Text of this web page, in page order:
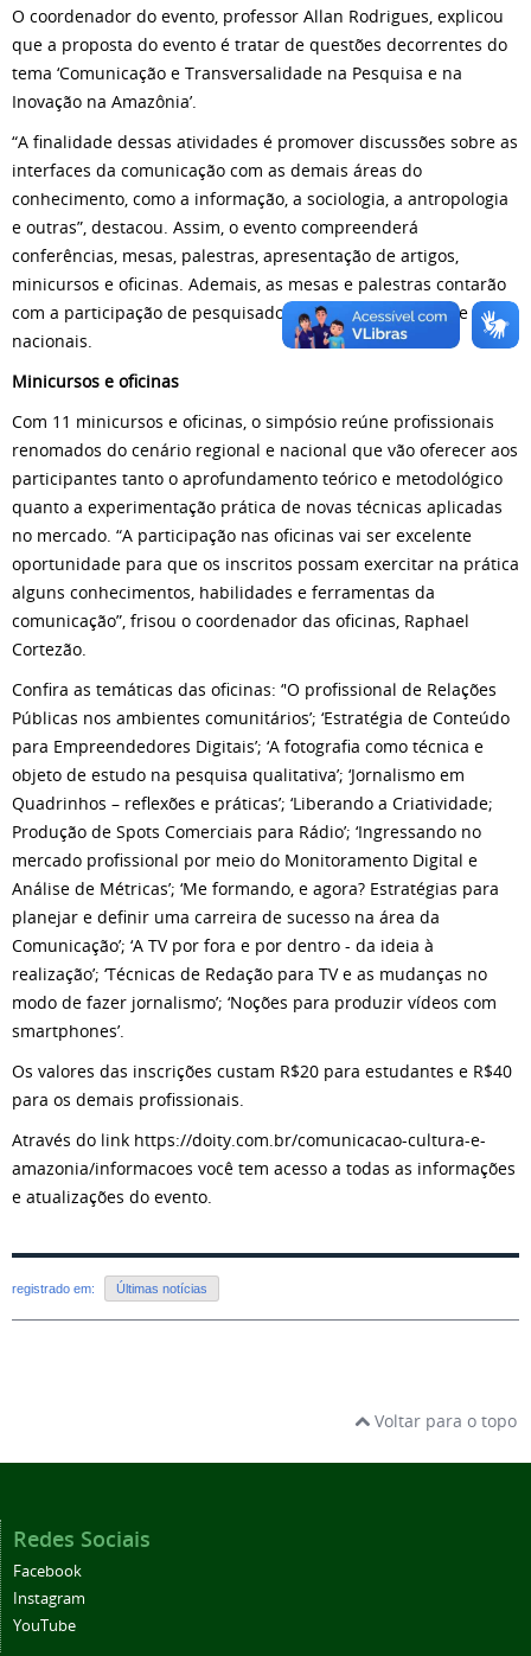
O coordenador do evento, professor Allan Rodrigues, explicou
que a proposta do evento é tratar de questões decorrentes do
tema ‘Comunicação e Transversalidade na Pesquisa e na
Inovação na Amazônia’.
“A finalidade dessas atividades é promover discussões sobre as
interfaces da comunicação com as demais áreas do
conhecimento, como a informação, a sociologia, a antropologia
e outras”, destacou. Assim, o evento compreenderá
conferências, mesas, palestras, apresentação de artigos,
minicursos e oficinas. Ademais, as mesas e palestras contarão
com a participação de pesquisadores renomados locais e
nacionais.
Minicursos e oficinas
Com 11 minicursos e oficinas, o simpósio reúne profissionais
renomados do cenário regional e nacional que vão oferecer aos
participantes tanto o aprofundamento teórico e metodológico
quanto a experimentação prática de novas técnicas aplicadas
no mercado. “A participação nas oficinas vai ser excelente
oportunidade para que os inscritos possam exercitar na prática
alguns conhecimentos, habilidades e ferramentas da
comunicação”, frisou o coordenador das oficinas, Raphael
Cortezão.
Confira as temáticas das oficinas: ‘'O profissional de Relações
Públicas nos ambientes comunitários’; ‘Estratégia de Conteúdo
para Empreendedores Digitais’; ‘A fotografia como técnica e
objeto de estudo na pesquisa qualitativa’; ‘Jornalismo em
Quadrinhos – reflexões e práticas’; ‘Liberando a Criatividade;
Produção de Spots Comerciais para Rádio’; ‘Ingressando no
mercado profissional por meio do Monitoramento Digital e
Análise de Métricas’; ‘Me formando, e agora? Estratégias para
planejar e definir uma carreira de sucesso na área da
Comunicação’; ‘A TV por fora e por dentro - da ideia à
realização’; ‘Técnicas de Redação para TV e as mudanças no
modo de fazer jornalismo’; ‘Noções para produzir vídeos com
smartphones’.
Os valores das inscrições custam R$20 para estudantes e R$40
para os demais profissionais.
Através do link https://doity.com.br/comunicacao-cultura-e-
amazonia/informacoes você tem acesso a todas as informações
e atualizações do evento.
registrado em: Últimas notícias
Voltar para o topo
Redes Sociais
Facebook
Instagram
YouTube